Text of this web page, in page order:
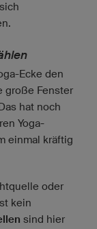
Ecke den
große Fenster
hat noch
Yoga-
einmal kräftig
oder
kein
sind hier